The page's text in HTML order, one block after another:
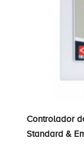
Controlador
Standard &